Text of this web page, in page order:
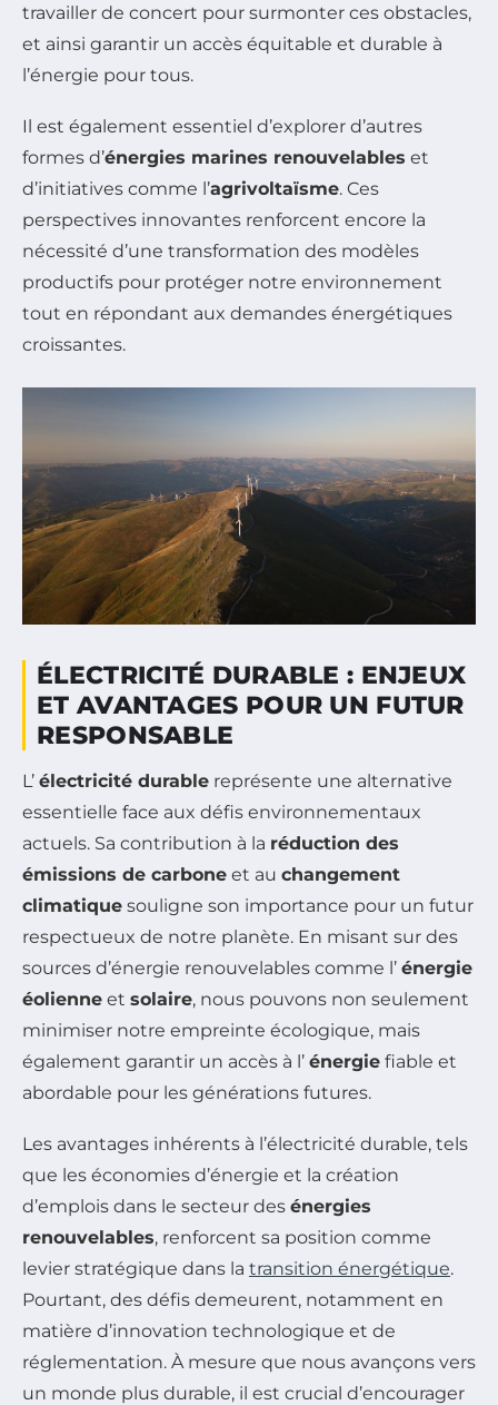
travailler de concert pour surmonter ces obstacles,
et ainsi garantir un accès équitable et durable à
l’énergie pour tous.
Il est également essentiel d’explorer d’autres
formes d’énergies marines renouvelables et
d’initiatives comme l’agrivoltaïsme. Ces
perspectives innovantes renforcent encore la
nécessité d’une transformation des modèles
productifs pour protéger notre environnement
tout en répondant aux demandes énergétiques
croissantes.
ÉLECTRICITÉ DURABLE : ENJEUX
ET AVANTAGES POUR UN FUTUR
RESPONSABLE
L’ électricité durable représente une alternative
essentielle face aux défis environnementaux
actuels. Sa contribution à la réduction des
émissions de carbone et au changement
climatique souligne son importance pour un futur
respectueux de notre planète. En misant sur des
sources d’énergie renouvelables comme l’ énergie
éolienne et solaire, nous pouvons non seulement
minimiser notre empreinte écologique, mais
également garantir un accès à l’ énergie fiable et
abordable pour les générations futures.
Les avantages inhérents à l’électricité durable, tels
que les économies d’énergie et la création
d’emplois dans le secteur des énergies
renouvelables, renforcent sa position comme
levier stratégique dans la transition énergétique.
Pourtant, des défis demeurent, notamment en
matière d’innovation technologique et de
réglementation. À mesure que nous avançons vers
un monde plus durable, il est crucial d’encourager